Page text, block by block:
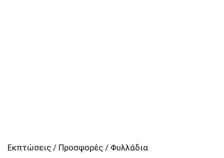
Εκπτώσεις / Προσφορές / Φυλλάδια